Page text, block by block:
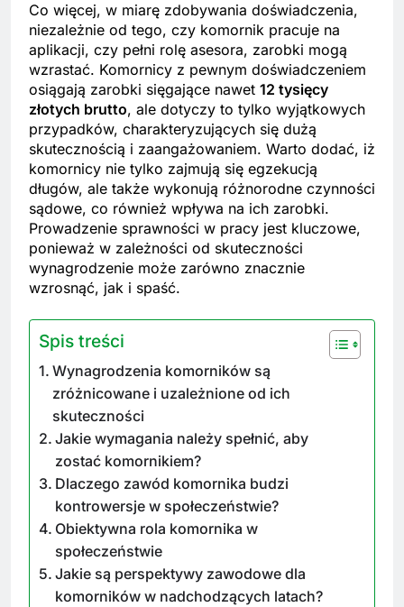
Co więcej, w miarę zdobywania doświadczenia,
niezależnie od tego, czy komornik pracuje na
aplikacji, czy pełni rolę asesora, zarobki mogą
wzrastać. Komornicy z pewnym doświadczeniem
osiągają zarobki sięgające nawet 12 tysięcy
złotych brutto, ale dotyczy to tylko wyjątkowych
przypadków, charakteryzujących się dużą
skutecznością i zaangażowaniem. Warto dodać, iż
komornicy nie tylko zajmują się egzekucją
długów, ale także wykonują różnorodne czynności
sądowe, co również wpływa na ich zarobki.
Prowadzenie sprawności w pracy jest kluczowe,
ponieważ w zależności od skuteczności
wynagrodzenie może zarówno znacznie
wzrosnąć, jak i spaść.
Spis treści
Wynagrodzenia komorników są
zróżnicowane i uzależnione od ich
skuteczności
Jakie wymagania należy spełnić, aby
zostać komornikiem?
Dlaczego zawód komornika budzi
kontrowersje w społeczeństwie?
Obiektywna rola komornika w
społeczeństwie
Jakie są perspektywy zawodowe dla
komorników w nadchodzących latach?